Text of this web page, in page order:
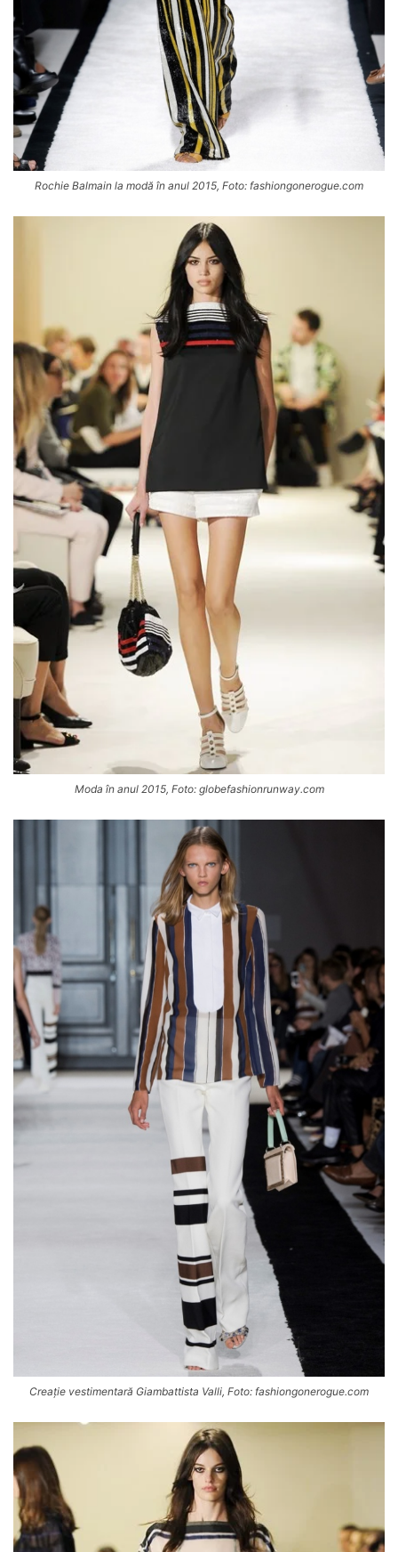
Rochie Balmain la modă în anul 2015, Foto: fashiongonerogue.com
Moda în anul 2015, Foto: globefashionrunway.com
Creație vestimentară Giambattista Valli, Foto: fashiongonerogue.com